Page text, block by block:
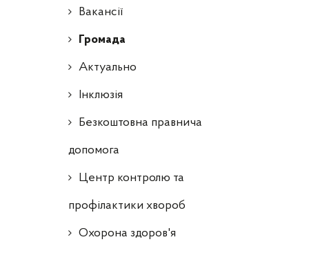
Ваканcії
Громада
Актуально
Інклюзія
Безкоштовна правнича
допомога
Центр контролю та
профілактики хвороб
Охорона здоров'я